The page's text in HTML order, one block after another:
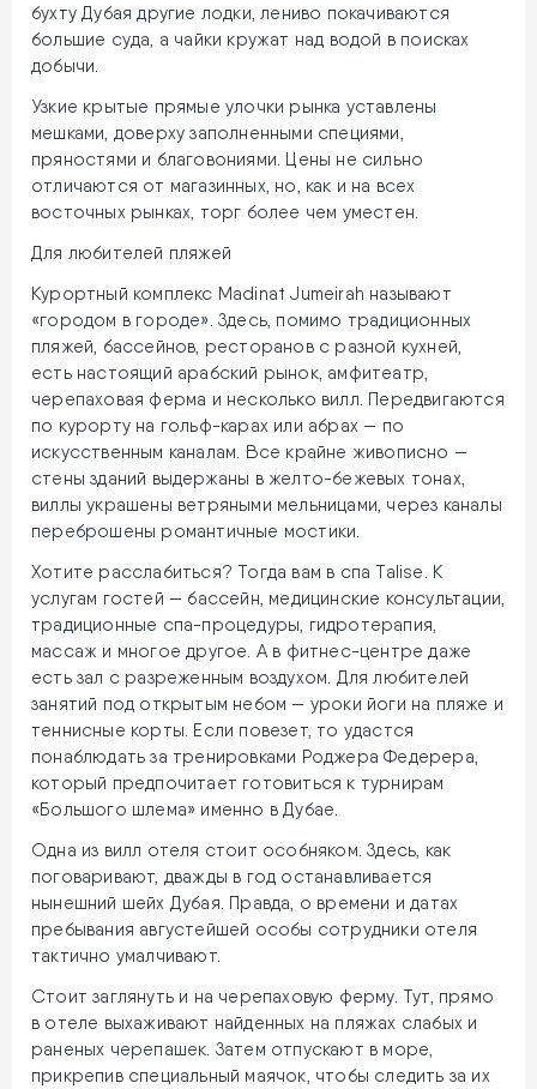
бухту Дубая другие лодки, лениво покачиваются
большие суда, а чайки кружат над водой в поисках
добычи.
Узкие крытые прямые улочки рынка уставлены
мешками, доверху заполненными специями,
пряностями и благовониями. Цены не сильно
отличаются от магазинных, но, как и на всех
восточных рынках, торг более чем уместен.
Для любителей пляжей
Курортный комплекс Madinat Jumeirah называют
«городом в городе». Здесь, помимо традиционных
пляжей, бассейнов, ресторанов с разной кухней,
есть настоящий арабский рынок, амфитеатр,
черепаховая ферма и несколько вилл. Передвигаются
по курорту на гольф-карах или абрах — по
искусственным каналам. Все крайне живописно —
стены зданий выдержаны в желто-бежевых тонах,
виллы украшены ветряными мельницами, через каналы
переброшены романтичные мостики.
Хотите расслабиться? Тогда вам в спа Talise. К
услугам гостей — бассейн, медицинские консультации,
традиционные спа-процедуры, гидротерапия,
массаж и многое другое. А в фитнес-центре даже
есть зал с разреженным воздухом. Для любителей
занятий под открытым небом — уроки йоги на пляже и
теннисные корты. Если повезет, то удастся
понаблюдать за тренировками Роджера Федерера,
который предпочитает готовиться к турнирам
«Большого шлема» именно в Дубае.
Одна из вилл отеля стоит особняком. Здесь, как
поговаривают, дважды в год останавливается
нынешний шейх Дубая. Правда, о времени и датах
пребывания августейшей особы сотрудники отеля
тактично умалчивают.
Стоит заглянуть и на черепаховую ферму. Тут, прямо
в отеле выхаживают найденных на пляжах слабых и
раненых черепашек. Затем отпускают в море,
прикрепив специальный маячок, чтобы следить за их